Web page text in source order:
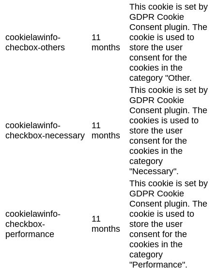
cookielawinfo-
checbox-others
11
months
This cookie is set by
GDPR Cookie
Consent plugin. The
cookie is used to
store the user
consent for the
cookies in the
category "Other.
cookielawinfo-
checkbox-necessary
11
months
This cookie is set by
GDPR Cookie
Consent plugin. The
cookies is used to
store the user
consent for the
cookies in the
category
"Necessary".
cookielawinfo-
checkbox-
performance
11
months
This cookie is set by
GDPR Cookie
Consent plugin. The
cookie is used to
store the user
consent for the
cookies in the
category
"Performance".